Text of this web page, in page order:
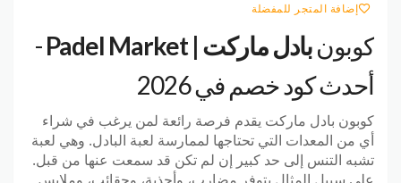
إضافة المتجر للمفضلة
كوبونبادل ماركت | Padel Market
-
أحدث كود خصم في 2026
كوبون بادل ماركت يقدم فرصة رائعة لمن يرغب في شراء
أي من المعدات التي تحتاجها لممارسة لعبة البادل. وهي لعبة
تشبه التنس إلى حد كبير إن لم تكن قد سمعت عنها من قبل.